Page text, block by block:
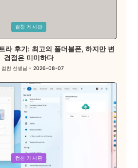
컴친 게시판
라 후기: 최고의 폴더블폰, 하지만 변
경점은 미미하다
컴친 선생님 2026-08-07
컴친 게시판